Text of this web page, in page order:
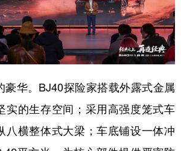
华。BJ40探险家搭载外露式金属
实的生存空间；采用高强度笼式车
八横整体式大梁；车底铺设一体冲